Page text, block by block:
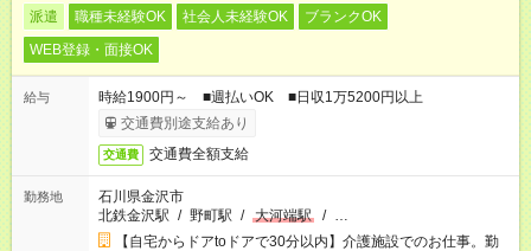
派遣 職種未経験OK 社会人未経験OK
ブランクOK
WEB登録・面接OK
給与
時給1900円～ ■週払いOK ■日収1万5200円以上
交通費別途支給あり
交通費 交通費全額支給
勤務地
石川県金沢市
北鉄金沢駅 / 野町駅 / 大河端駅 / …
【自宅からドアtoドアで30分以内】介護施設でのお仕事。勤